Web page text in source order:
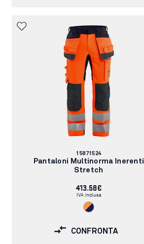
Codice
articolo:
15871524
Pantaloni Multinorma Inerenti
Stretch
413.58€
IVA inclusa
CONFRONTA